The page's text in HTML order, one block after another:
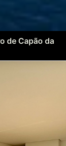
de Capão da